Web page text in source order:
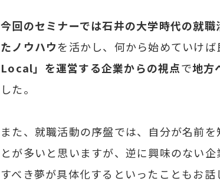
今回のセミナーでは石井の大学時代の就
たノウハウを活かし、何から始めていけば
Local」を運営する企業からの視点で地方
した。
また、就職活動の序盤では、自分が名前
とが多いと思いますが、逆に興味のない
すべき夢が具体化するといったこともお話